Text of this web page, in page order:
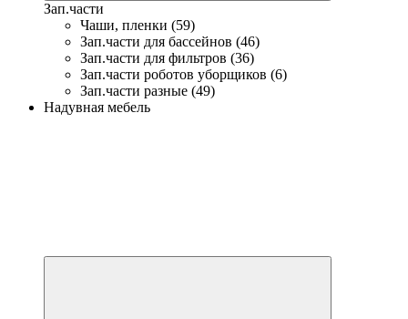
Зап.части
Чаши, пленки (59)
Зап.части для бассейнов (46)
Зап.части для фильтров (36)
Зап.части роботов уборщиков (6)
Зап.части разные (49)
Надувная мебель